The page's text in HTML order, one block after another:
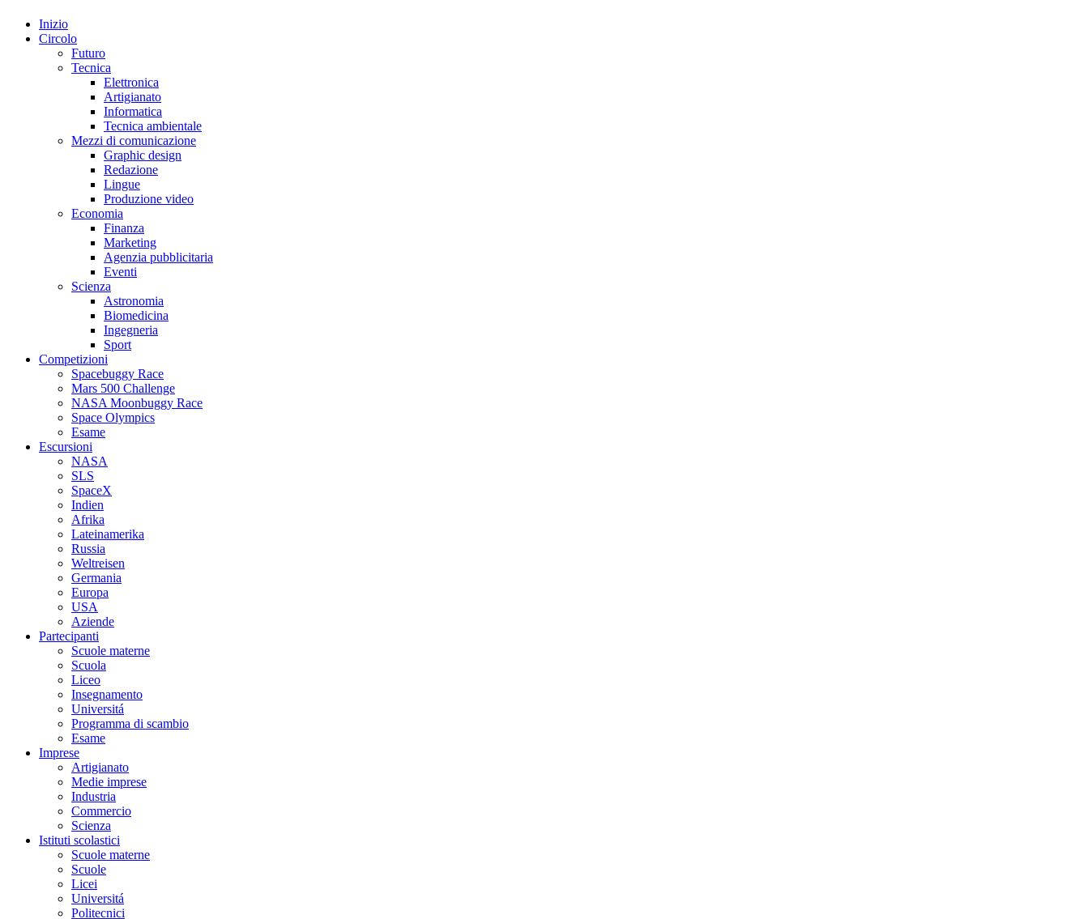
Inizio
Circolo
Futuro
Tecnica
Elettronica
Artigianato
Informatica
Tecnica ambientale
Mezzi di comunicazione
Graphic design
Redazione
Lingue
Produzione video
Economia
Finanza
Marketing
Agenzia pubblicitaria
Eventi
Scienza
Astronomia
Biomedicina
Ingegneria
Sport
Competizioni
Spacebuggy Race
Mars 500 Challenge
NASA Moonbuggy Race
Space Olympics
Esame
Escursioni
NASA
SLS
SpaceX
Indien
Afrika
Lateinamerika
Russia
Weltreisen
Germania
Europa
USA
Aziende
Partecipanti
Scuole materne
Scuola
Liceo
Insegnamento
Universitá
Programma di scambio
Esame
Imprese
Artigianato
Medie imprese
Industria
Commercio
Scienza
Istituti scolastici
Scuole materne
Scuole
Licei
Universitá
Politecnici